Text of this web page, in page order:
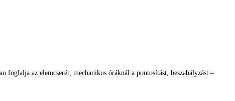
foglalja az elemcserét, mechanikus óráknál a pontosítást, beszabályzást –